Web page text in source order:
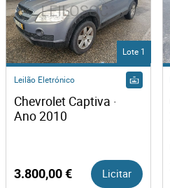
Lote 1
Leilão Eletrónico
Chevrolet Captiva ·
Ano 2010
3.800,00 € Licitar